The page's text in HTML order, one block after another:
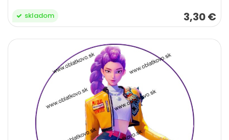
3,30 €
skladom